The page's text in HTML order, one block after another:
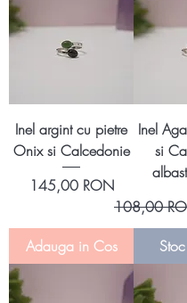
Inel argint cu pietre
Onix si Calcedonie
Preț
145,00 RON
Adauga in Cos
Inel
si
Preț normal
108,00